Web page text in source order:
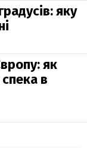
яку
як
в